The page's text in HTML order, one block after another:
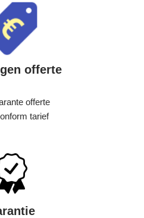
offerte
offerte
tarief